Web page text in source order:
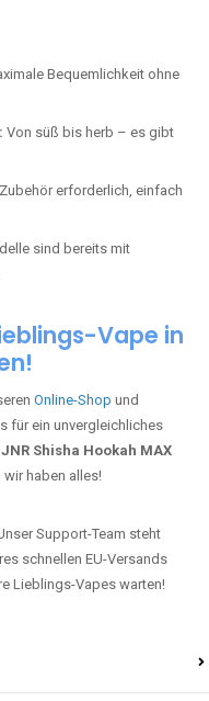
Bequemlichkeit ohne
Von süß bis herb – es gibt
erforderlich, einfach
sind bereits mit
Vape in
Online-Shop und
für ein unvergleichliches
JNR Shisha Hookah MAX
wir haben alles!
Support-Team steht
schnellen EU-Versands
Lieblings-Vapes warten!